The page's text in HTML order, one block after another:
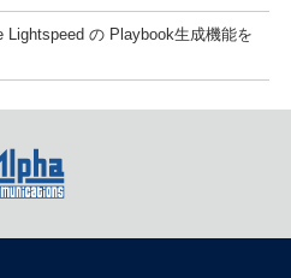
Lightspeed の Playbook生成機能を